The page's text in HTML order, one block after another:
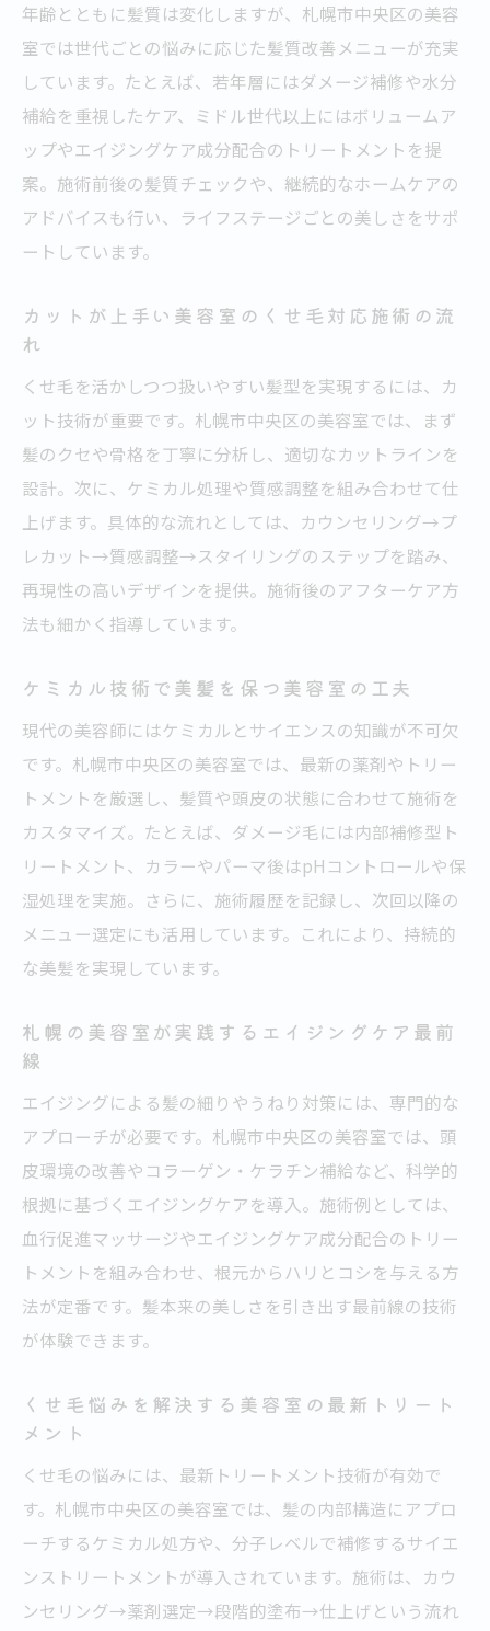
年齢とともに髪質は変化しますが、札幌市中央区の美容
室では世代ごとの悩みに応じた髪質改善メニューが充実
しています。たとえば、若年層にはダメージ補修や水分
補給を重視したケア、ミドル世代以上にはボリュームア
ップやエイジングケア成分配合のトリートメントを提
案。施術前後の髪質チェックや、継続的なホームケアの
アドバイスも行い、ライフステージごとの美しさをサポ
ートしています。
カットが上手い美容室のくせ毛対応施術の流
れ
くせ毛を活かしつつ扱いやすい髪型を実現するには、カ
ット技術が重要です。札幌市中央区の美容室では、まず
髪のクセや骨格を丁寧に分析し、適切なカットラインを
設計。次に、ケミカル処理や質感調整を組み合わせて仕
上げます。具体的な流れとしては、カウンセリング→プ
レカット→質感調整→スタイリングのステップを踏み、
再現性の高いデザインを提供。施術後のアフターケア方
法も細かく指導しています。
ケミカル技術で美髪を保つ美容室の工夫
現代の美容師にはケミカルとサイエンスの知識が不可欠
です。札幌市中央区の美容室では、最新の薬剤やトリー
トメントを厳選し、髪質や頭皮の状態に合わせて施術を
カスタマイズ。たとえば、ダメージ毛には内部補修型ト
リートメント、カラーやパーマ後はpHコントロールや保
湿処理を実施。さらに、施術履歴を記録し、次回以降の
メニュー選定にも活用しています。これにより、持続的
な美髪を実現しています。
札幌の美容室が実践するエイジングケア最前
線
エイジングによる髪の細りやうねり対策には、専門的な
アプローチが必要です。札幌市中央区の美容室では、頭
皮環境の改善やコラーゲン・ケラチン補給など、科学的
根拠に基づくエイジングケアを導入。施術例としては、
血行促進マッサージやエイジングケア成分配合のトリー
トメントを組み合わせ、根元からハリとコシを与える方
法が定番です。髪本来の美しさを引き出す最前線の技術
が体験できます。
くせ毛悩みを解決する美容室の最新トリート
メント
くせ毛の悩みには、最新トリートメント技術が有効で
す。札幌市中央区の美容室では、髪の内部構造にアプロ
ーチするケミカル処方や、分子レベルで補修するサイエ
ンストリートメントが導入されています。施術は、カウ
ンセリング→薬剤選定→段階的塗布→仕上げという流れ